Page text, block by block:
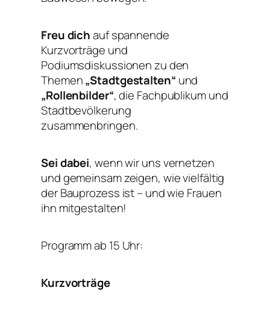
Freu dichauf spannende
Kurzvorträge und
Podiumsdiskussionen zu den
Themen„Stadtgestalten“ und
„Rollenbilder“, die Fachpublikum und
Stadtbevölkerung
zusammenbringen.
Sei dabei, wenn wir uns vernetzen
und gemeinsam zeigen, wie vielfältig
der Bauprozess ist – und wie Frauen
ihn mitgestalten!
Programm ab 15 Uhr:
Kurzvorträge